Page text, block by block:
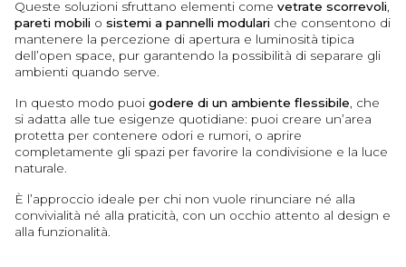
Queste soluzioni sfruttano elementi come vetrate scorrevoli,
pareti mobili o sistemi a pannelli modulari che consentono di
mantenere la percezione di apertura e luminosità tipica
dell’open space, pur garantendo la possibilità di separare gli
ambienti quando serve.
In questo modo puoi godere di un ambiente flessibile, che
si adatta alle tue esigenze quotidiane: puoi creare un’area
protetta per contenere odori e rumori, o aprire
completamente gli spazi per favorire la condivisione e la luce
naturale.
È l’approccio ideale per chi non vuole rinunciare né alla
convivialità né alla praticità, con un occhio attento al design e
alla funzionalità.